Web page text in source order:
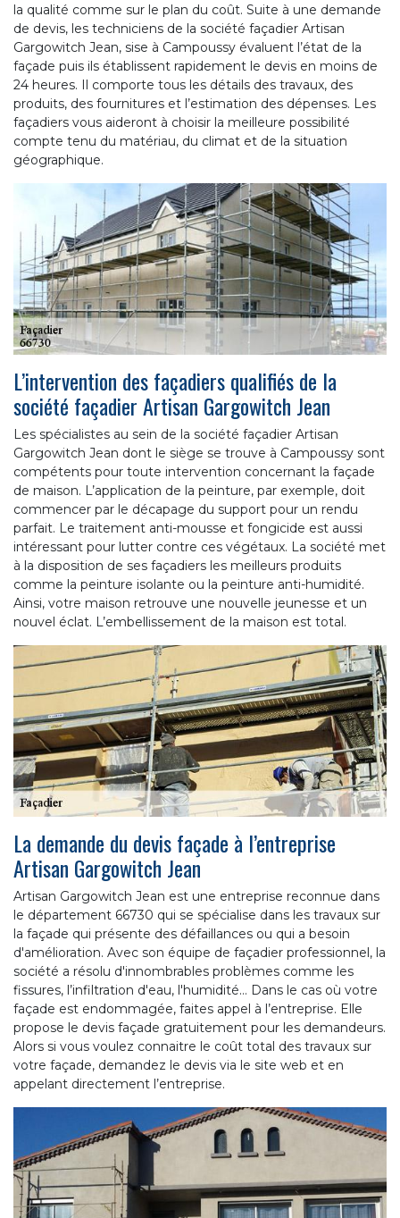
la qualité comme sur le plan du coût. Suite à une demande
de devis, les techniciens de la société façadier Artisan
Gargowitch Jean, sise à Campoussy évaluent l’état de la
façade puis ils établissent rapidement le devis en moins de
24 heures. Il comporte tous les détails des travaux, des
produits, des fournitures et l’estimation des dépenses. Les
façadiers vous aideront à choisir la meilleure possibilité
compte tenu du matériau, du climat et de la situation
géographique.
L’intervention des façadiers qualifiés de la
société façadier Artisan Gargowitch Jean
Les spécialistes au sein de la société façadier Artisan
Gargowitch Jean dont le siège se trouve à Campoussy sont
compétents pour toute intervention concernant la façade
de maison. L’application de la peinture, par exemple, doit
commencer par le décapage du support pour un rendu
parfait. Le traitement anti-mousse et fongicide est aussi
intéressant pour lutter contre ces végétaux. La société met
à la disposition de ses façadiers les meilleurs produits
comme la peinture isolante ou la peinture anti-humidité.
Ainsi, votre maison retrouve une nouvelle jeunesse et un
nouvel éclat. L’embellissement de la maison est total.
La demande du devis façade à l’entreprise
Artisan Gargowitch Jean
Artisan Gargowitch Jean est une entreprise reconnue dans
le département 66730 qui se spécialise dans les travaux sur
la façade qui présente des défaillances ou qui a besoin
d'amélioration. Avec son équipe de façadier professionnel, la
société a résolu d'innombrables problèmes comme les
fissures, l’infiltration d'eau, l'humidité… Dans le cas où votre
façade est endommagée, faites appel à l’entreprise. Elle
propose le devis façade gratuitement pour les demandeurs.
Alors si vous voulez connaitre le coût total des travaux sur
votre façade, demandez le devis via le site web et en
appelant directement l’entreprise.